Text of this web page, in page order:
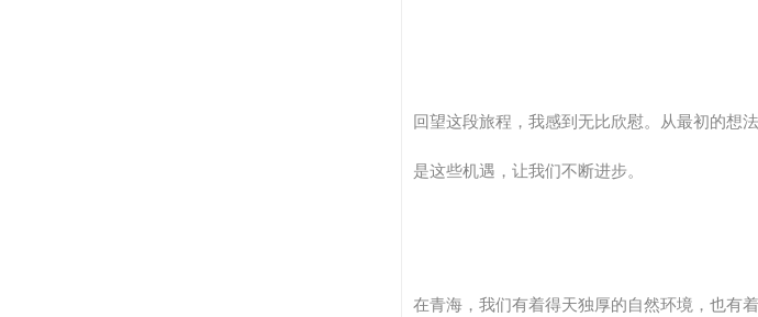
回望这段旅程，我感到无比欣慰。从最初的想
是这些机遇，让我们不断进步。
在青海，我们有着得天独厚的自然环境，也有